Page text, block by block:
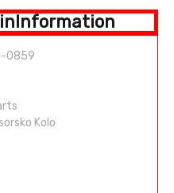
0859
Kolo